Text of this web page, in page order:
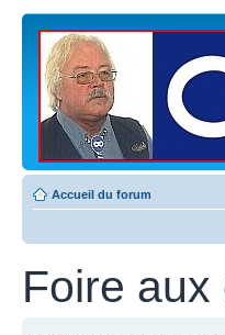
Accueil du forum
Foire